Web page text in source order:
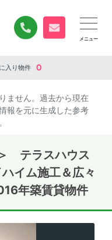
0120-840-834
無料お問い合
入り物件 0
ません。過去から現在
報を元に生成した参考
テラスハウス
イム施工＆広々
年築賃貸物件